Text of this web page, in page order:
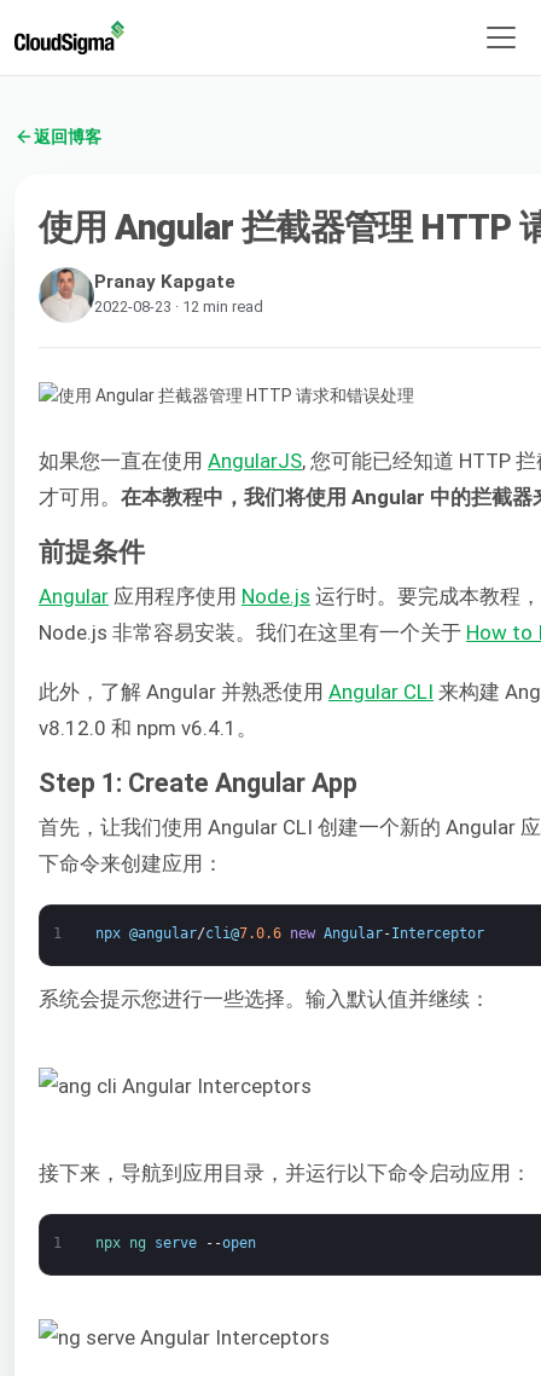
返回博客
使用 Angular 拦截器管理 HTTP
Pranay Kapgate
2022-08-23 · 12 min read
如果您一直在使用 AngularJS, 您可能已经知道 HTTP
才可用。 在本教程中，我们将使用 Angular 中的拦截
前提条件
Angular 应用程序使用 Node.js 运行时。要完成本教程
Node.js 非常容易安装。我们在这里有一个关于 How to
此外，了解 Angular 并熟悉使用 Angular CLI 来构建
v8.12.0 和 npm v6.4.1。
Step 1: Create Angular App
首先，让我们使用 Angular CLI 创建一个新的 Angular
下命令来创建应用：
1 npx @angular/cli@7.0.6 new Angular-Interceptor
系统会提示您进行一些选择。输入默认值并继续：
接下来，导航到应用目录，并运行以下命令启动应用：
1 npx ng serve --open